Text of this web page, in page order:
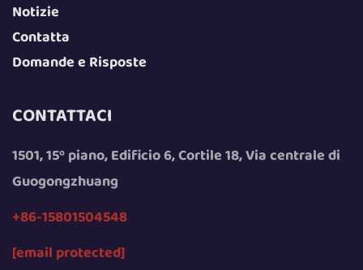
Notizie
Contatta
Domande e Risposte
CONTATTACI
1501, 15º piano, Edificio 6, Cortile 18, Via centrale di
Guogongzhuang
+86-15801504548
[email protected]